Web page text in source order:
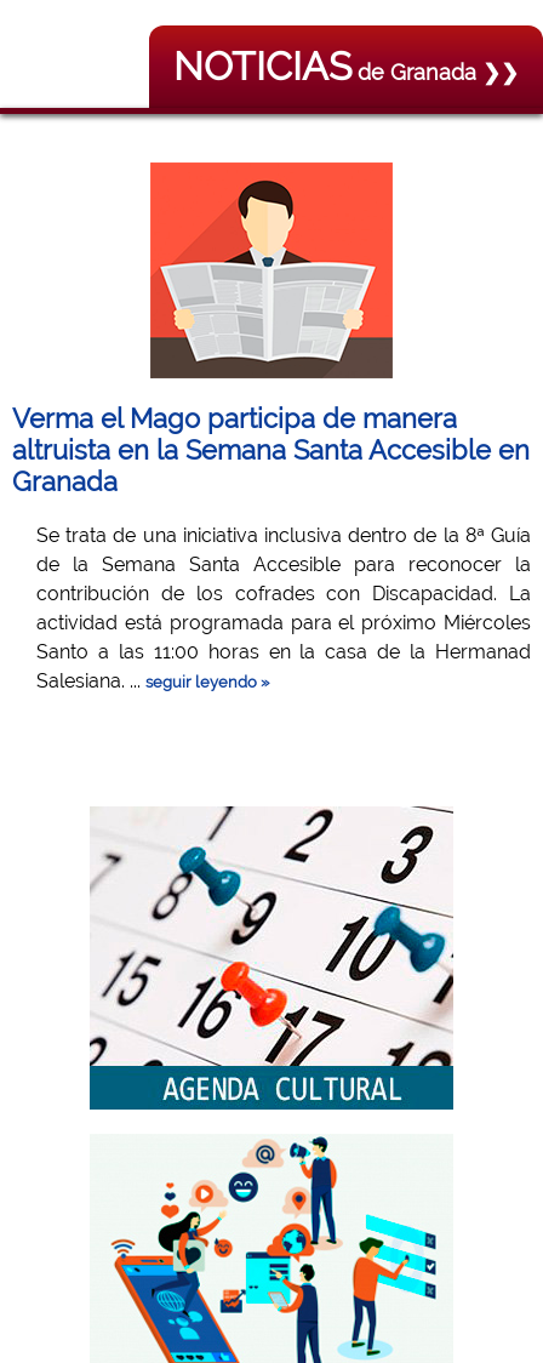
NOTICIASde Granada ❯❯
Verma el Mago participa de manera
altruista en la Semana Santa Accesible en
Granada
Se trata de una iniciativa inclusiva dentro de la 8ª Guía
de la Semana Santa Accesible para reconocer la
contribución de los cofrades con Discapacidad. La
actividad está programada para el próximo Miércoles
Santo a las 11:00 horas en la casa de la Hermanad
Salesiana. ... seguir leyendo »